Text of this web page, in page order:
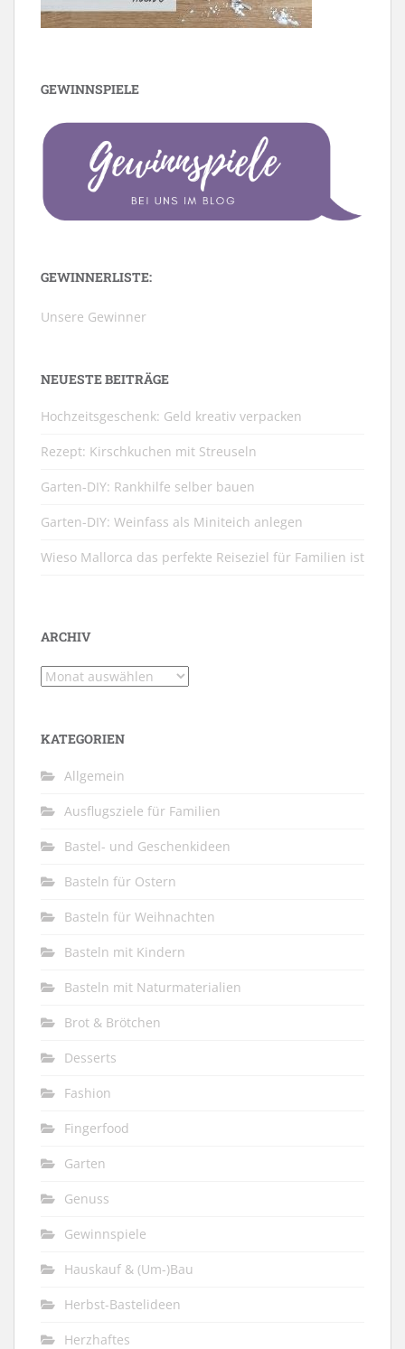
GEWINNSPIELE
GEWINNERLISTE:
Unsere Gewinner
NEUESTE BEITRÄGE
Hochzeitsgeschenk: Geld kreativ verpacken
Rezept: Kirschkuchen mit Streuseln
Garten-DIY: Rankhilfe selber bauen
Garten-DIY: Weinfass als Miniteich anlegen
Wieso Mallorca das perfekte Reiseziel für Familien ist
ARCHIV
Archiv
KATEGORIEN
Allgemein
Ausflugsziele für Familien
Bastel- und Geschenkideen
Basteln für Ostern
Basteln für Weihnachten
Basteln mit Kindern
Basteln mit Naturmaterialien
Brot & Brötchen
Desserts
Fashion
Fingerfood
Garten
Genuss
Gewinnspiele
Hauskauf & (Um-)Bau
Herbst-Bastelideen
Herzhaftes